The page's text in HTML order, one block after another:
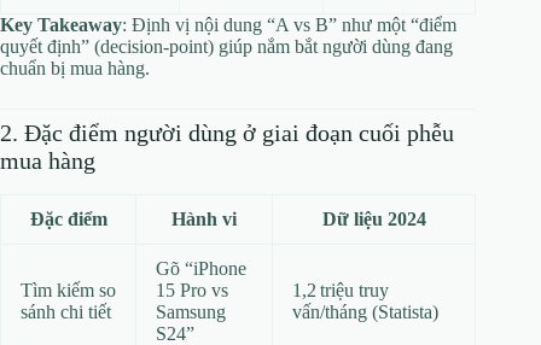
Key Takeaway: Định vị nội dung “A vs B” như một “điểm
quyết định” (decision‑point) giúp nắm bắt người dùng đang
chuẩn bị mua hàng.
2. Đặc điểm người dùng ở giai đoạn cuối phễu
mua hàng
Đặc điểm Hành vi Dữ liệu 2024
Tìm kiếm so
sánh chi tiết
Gõ “iPhone
15 Pro vs
Samsung
S24”
1,2 triệu truy
vấn/tháng (Statista)